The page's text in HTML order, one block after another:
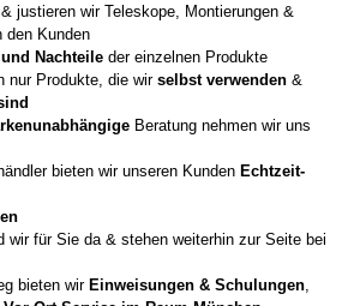
justieren wir Teleskope, Montierungen &
den Kunden
Nachteile der einzelnen Produkte
nur Produkte, die wir selbst verwenden &
Beratung nehmen wir uns
bieten wir unseren Kunden Echtzeit-
wir für Sie da & stehen weiterhin zur Seite bei
bieten wirEinweisungen & Schulungen